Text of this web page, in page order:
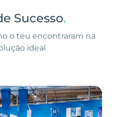
Sucesso.
o teu encontraram na
ideal